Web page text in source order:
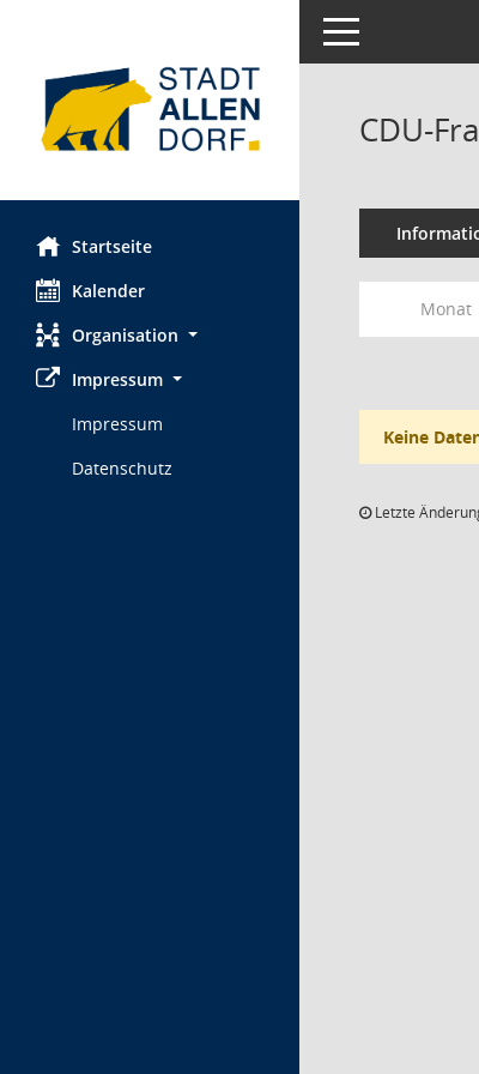
Startseite
Kalender
Organisation
Impressum
Impressum
Datenschutz
Toggle navigation
CDU-
Monat
Keine
Letzte